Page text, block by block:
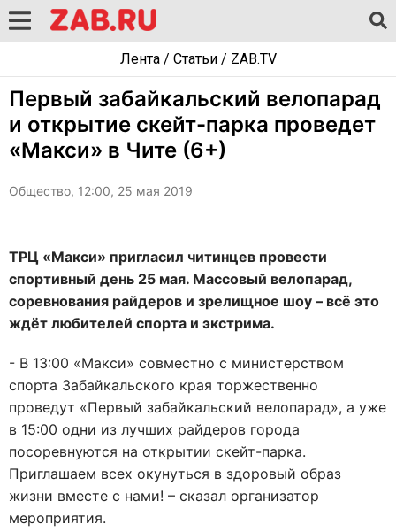
Лента/ Статьи/ ZAB.TV
Первый забайкальский велопарад
и открытие скейт-парка проведет
«Макси» в Чите (6+)
Общество, 12:00, 25 мая 2019
ТРЦ «Макси» пригласил читинцев провести
спортивный день 25 мая. Массовый велопарад,
соревнования райдеров и зрелищное шоу – всё это
ждёт любителей спорта и экстрима.
- В 13:00 «Макси» совместно с министерством
спорта Забайкальского края торжественно
проведут «Первый забайкальский велопарад», а уже
в 15:00 одни из лучших райдеров города
посоревнуются на открытии скейт-парка.
Приглашаем всех окунуться в здоровый образ
жизни вместе с нами! – сказал организатор
мероприятия.